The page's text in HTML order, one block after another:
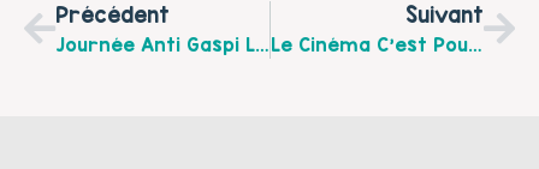
Précédent
Journée Anti Gaspi Le 16 Octobre De 11h30 À 16h30, Place Des Héros À ARRAS.
Suivant
Le Cinéma C’est Pour Tous ! Le Dimanche 23 Octobre 2016 À 10 H 30 Au Cinémovida À Arras